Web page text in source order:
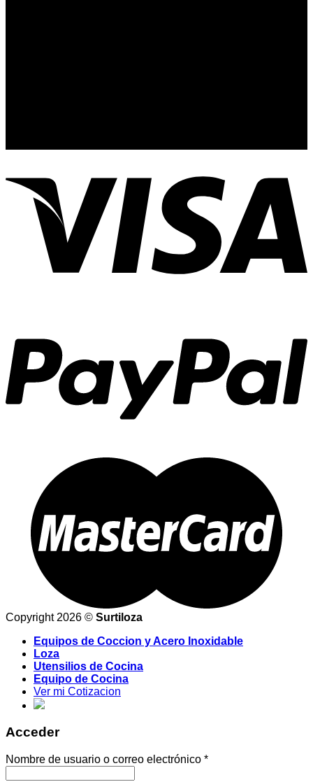
Copyright 2026 © Surtiloza
Equipos de Coccion y Acero Inoxidable
Loza
Utensilios de Cocina
Equipo de Cocina
Ver mi Cotizacion
Acceder
Nombre de usuario o correo electrónico *